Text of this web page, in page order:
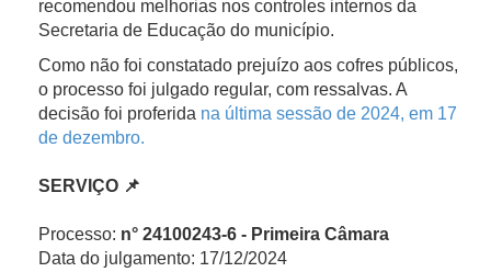
recomendou melhorias nos controles internos da
Secretaria de Educação do município.
Como não foi constatado prejuízo aos cofres públicos,
o processo foi julgado regular, com ressalvas. A
decisão foi proferida na última sessão de 2024, em 17
de dezembro.
SERVIÇO 📌
Processo: n° 24100243-6 - Primeira Câmara
Data do julgamento: 17/12/2024